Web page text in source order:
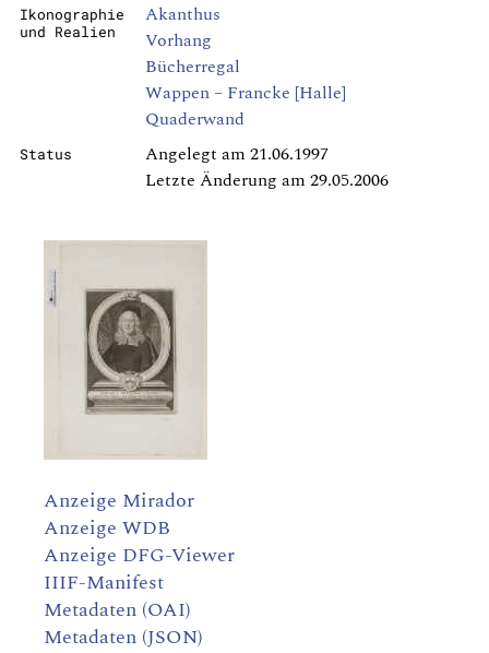
Ikonographie
und Realien
Akanthus
Vorhang
Bücherregal
Wappen – Francke [Halle]
Quaderwand
Status
Angelegt am 21.06.1997
Letzte Änderung am 29.05.2006
Anzeige Mirador
Anzeige WDB
Anzeige DFG-Viewer
IIIF-Manifest
Metadaten (OAI)
Metadaten (JSON)